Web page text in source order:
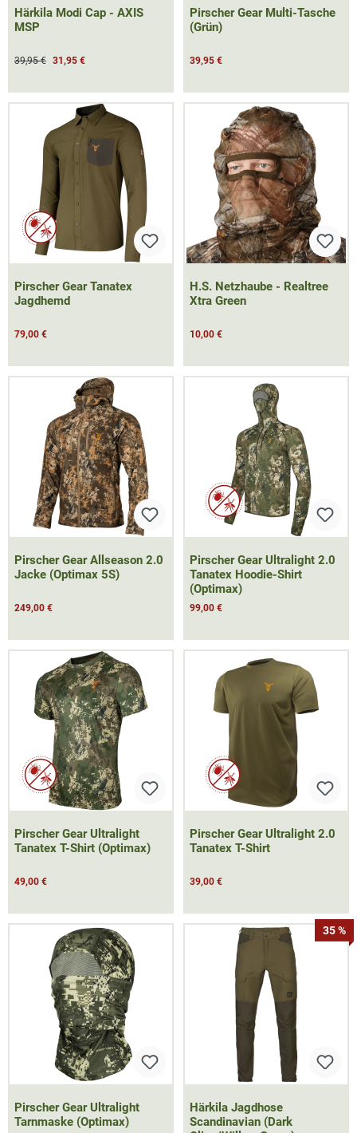
Härkila Modi Cap - AXIS
MSP
39,95 € 31,95 €
Pirscher Gear Multi-Tasche
(Grün)
39,95 €
Pirscher Gear Tanatex
Jagdhemd
79,00 €
H.S. Netzhaube - Realtree
Xtra Green
10,00 €
Pirscher Gear Allseason 2.0
Jacke (Optimax 5S)
249,00 €
Pirscher Gear Ultralight 2.0
Tanatex Hoodie-Shirt
(Optimax)
99,00 €
Pirscher Gear Ultralight
Tanatex T-Shirt (Optimax)
49,00 €
Pirscher Gear Ultralight 2.0
Tanatex T-Shirt
39,00 €
Pirscher Gear Ultralight
Tarnmaske (Optimax)
35 %
Härkila Jagdhose
Scandinavian (Dark